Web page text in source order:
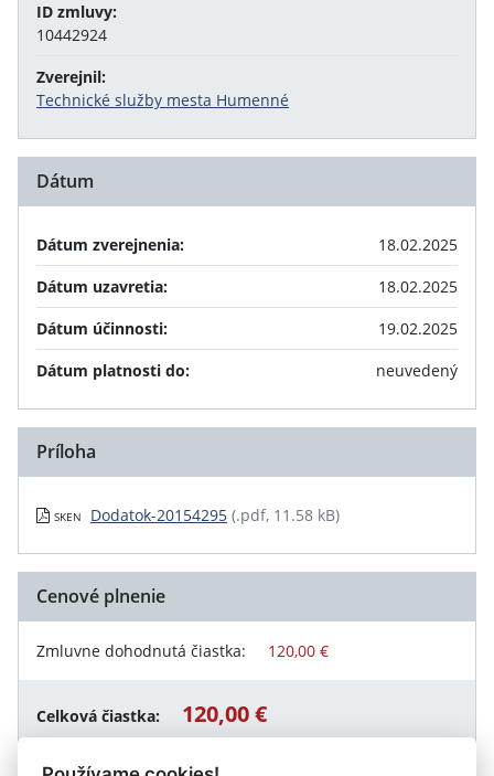
ID zmluvy:
10442924
Zverejnil:
Technické služby mesta Humenné
Dátum
Dátum zverejnenia:
18.02.2025
Dátum uzavretia:
18.02.2025
Dátum účinnosti:
19.02.2025
Dátum platnosti do:
neuvedený
Príloha
SKEN Dodatok-20154295 (.pdf, 11.58 kB)
Cenové plnenie
Zmluvne dohodnutá čiastka: 120,00 €
Celková čiastka: 120,00 €